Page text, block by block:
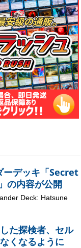
ーデッキ「Secret
内容が公開
Deck: Hatsune
た探検者、セル
くなるように